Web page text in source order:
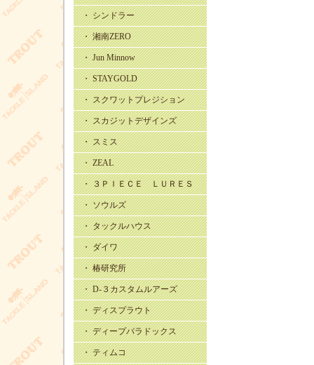
・ シンドラー
・ 湘南ZERO
・ Jun Minnow
・ STAYGOLD
・ スクワットプレジション
・ スカジットデザインズ
・ スミス
・ ZEAL
・ ３ＰＩＥＣＥ ＬＵＲＥＳ
・ ソウルズ
・ タックルハウス
・ ダイワ
・ 椿研究所
・ D-３カスタムルアーズ
・ ディスプラウト
・ ディープパラドックス
・ ティムコ